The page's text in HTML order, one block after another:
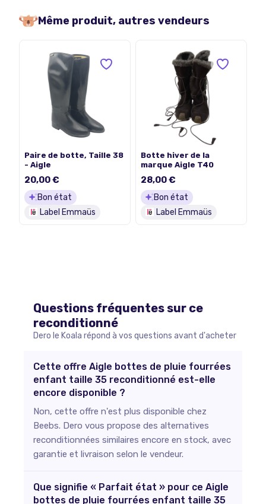
Même produit, autres vendeurs
Paire de botte, Taille 38
- Aigle
20,00 €
Bon état
Label Emmaüs
Botte hiver de la
marque Aigle T40
28,00 €
Bon état
Label Emmaüs
Questions fréquentes sur ce
reconditionné
Dero le Koala répond à vos questions avant d'acheter
Cette offre Aigle bottes de pluie fourrées
enfant taille 35 reconditionné est-elle
encore disponible ?
Non, cette offre n'est plus disponible chez
Beebs. Dero vous propose des alternatives
reconditionnées similaires encore en stock, avec
garantie et livraison selon le vendeur.
Que signifie « Parfait état » pour ce Aigle
bottes de pluie fourrées enfant taille 35